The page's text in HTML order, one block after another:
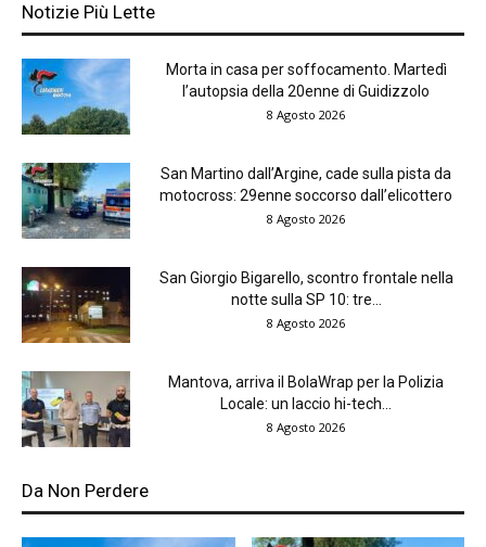
Notizie Più Lette
Morta in casa per soffocamento. Martedì
l’autopsia della 20enne di Guidizzolo
8 Agosto 2026
San Martino dall’Argine, cade sulla pista da
motocross: 29enne soccorso dall’elicottero
8 Agosto 2026
San Giorgio Bigarello, scontro frontale nella
notte sulla SP 10: tre...
8 Agosto 2026
Mantova, arriva il BolaWrap per la Polizia
Locale: un laccio hi-tech...
8 Agosto 2026
Da Non Perdere